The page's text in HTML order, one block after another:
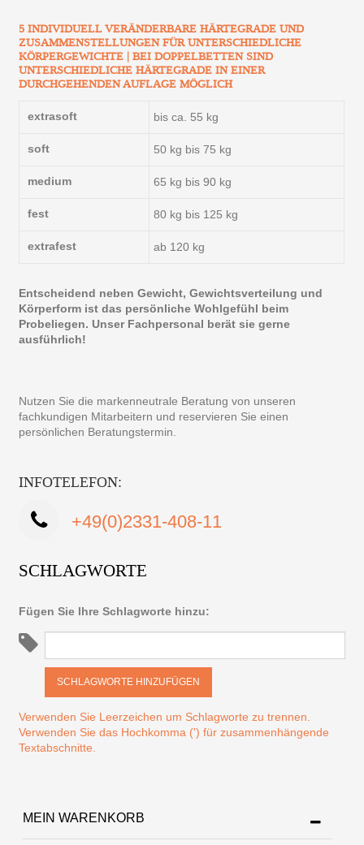
5 INDIVIDUELL VERÄNDERBARE HÄRTEGRADE UND
ZUSAMMENSTELLUNGEN FÜR UNTERSCHIEDLICHE
KÖRPERGEWICHTE | BEI DOPPELBETTEN SIND
UNTERSCHIEDLICHE HÄRTEGRADE IN EINER
DURCHGEHENDEN AUFLAGE MÖGLICH
extrasoft bis ca. 55 kg
soft 50 kg bis 75 kg
medium 65 kg bis 90 kg
fest 80 kg bis 125 kg
extrafest ab 120 kg
Entscheidend neben Gewicht, Gewichtsverteilung und
Körperform ist das persönliche Wohlgefühl beim
Probeliegen. Unser Fachpersonal berät sie gerne
ausführlich!
Nutzen Sie die markenneutrale Beratung von unseren
fachkundigen Mitarbeitern und reservieren Sie einen
persönlichen Beratungstermin.
INFOTELEFON:
+49(0)2331-408-11
SCHLAGWORTE
Fügen Sie Ihre Schlagworte hinzu:
SCHLAGWORTE HINZUFÜGEN
Verwenden Sie Leerzeichen um Schlagworte zu trennen.
Verwenden Sie das Hochkomma (') für zusammenhängende
Textabschnitte.
MEIN WARENKORB